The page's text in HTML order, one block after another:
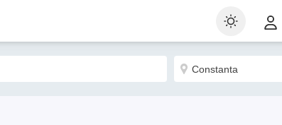
Sortează